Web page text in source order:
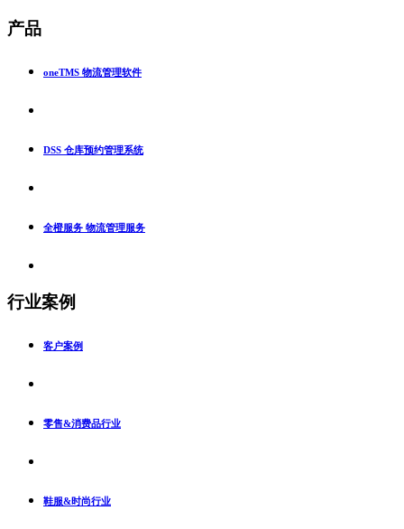
产品
oneTMS 物流管理软件
DSS 仓库预约管理系统
全橙服务 物流管理服务
行业案例
客户案例
零售&消费品行业
鞋服&时尚行业